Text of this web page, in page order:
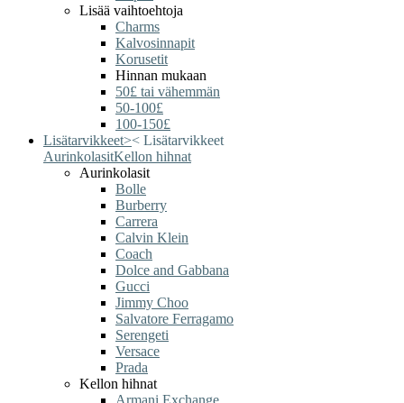
Lisää vaihtoehtoja
Charms
Kalvosinnapit
Korusetit
Hinnan mukaan
50£ tai vähemmän
50-100£
100-150£
Lisätarvikkeet>< Lisätarvikkeet
AurinkolasitKellon hihnat
Aurinkolasit
Bolle
Burberry
Carrera
Calvin Klein
Coach
Dolce and Gabbana
Gucci
Jimmy Choo
Salvatore Ferragamo
Serengeti
Versace
Prada
Kellon hihnat
Armani Exchange